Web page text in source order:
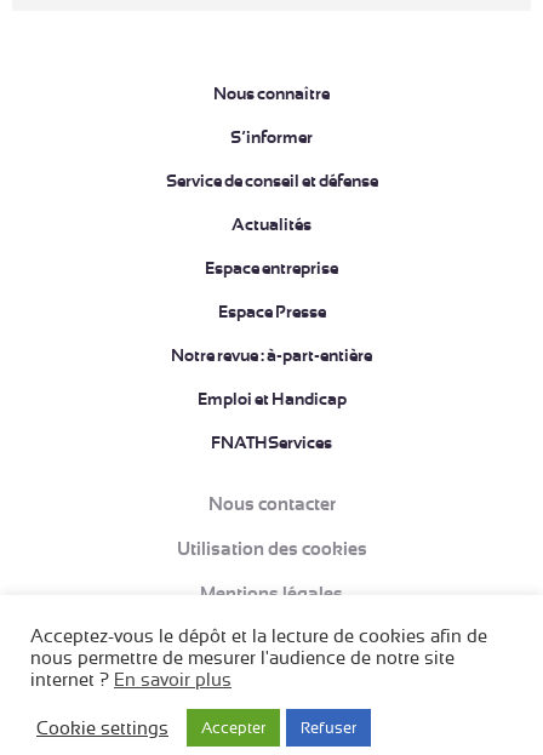
Nous connaître
S’informer
Service de conseil et défense
Actualités
Espace entreprise
Espace Presse
Notre revue : à-part-entière
Emploi et Handicap
FNATHServices
Nous contacter
Utilisation des cookies
Mentions légales
Données à caractère personnel et Politique de confidentialité
Conditions Générales de Vente (CGV)
Création acti
Acceptez-vous le dépôt et la lecture de cookies afin de
nous permettre de mesurer l'audience de notre site
internet ? En savoir plus
Cookie settings Accepter Refuser